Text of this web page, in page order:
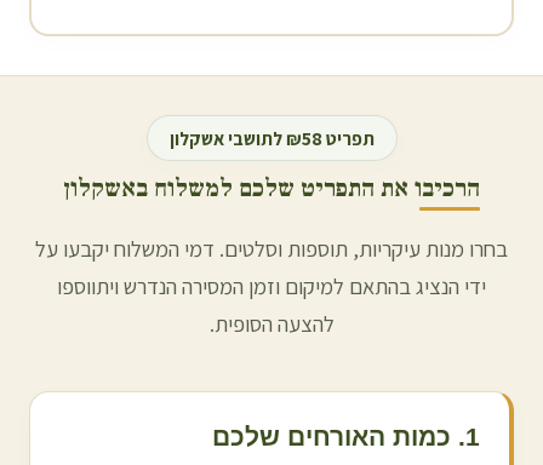
תפריט ₪58 לתושבי אשקלון
הרכיבו את התפריט שלכם למשלוח באשקלון
בחרו מנות עיקריות, תוספות וסלטים. דמי המשלוח יקבעו על
ידי הנציג בהתאם למיקום וזמן המסירה הנדרש ויתווספו
להצעה הסופית.
1. כמות האורחים שלכם